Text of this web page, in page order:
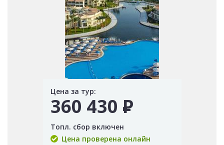
Цена за тур:
360 430 Р
Топл. сбор включен
Цена проверена онлайн